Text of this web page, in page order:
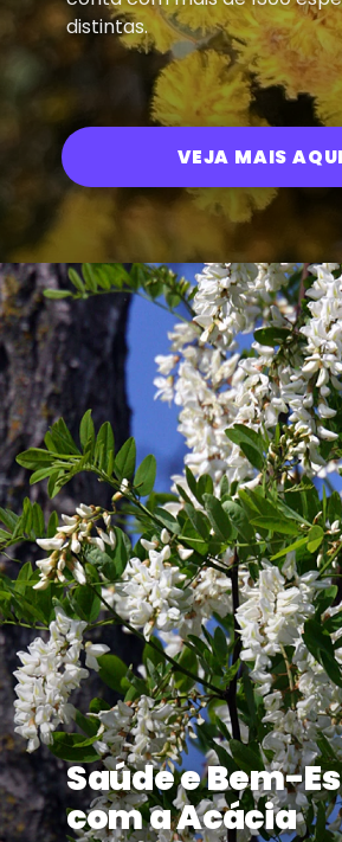
distintas.
VEJA MAIS
Saúde e Bem-
com a Acácia